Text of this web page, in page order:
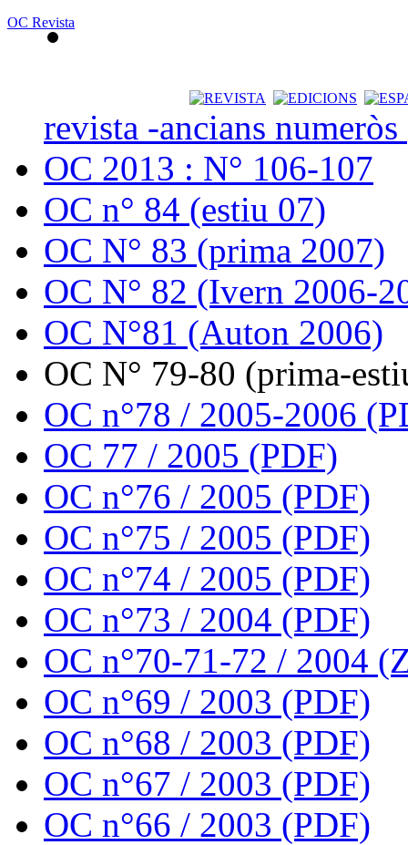
OC Revista
revista -ancians
OC 2013 : N° 106-107
OC n° 84 (estiu 07)
OC N° 83 (prima 2007)
OC N° 82 (Ivern 2006-
OC N°81 (Auton 2006)
OC N° 79-80 (prima-
OC n°78 / 2005-2006
OC 77 / 2005 (PDF)
OC n°76 / 2005 (PDF)
OC n°75 / 2005 (PDF)
OC n°74 / 2005 (PDF)
OC n°73 / 2004 (PDF)
OC n°70-71-72 / 2004
OC n°69 / 2003 (PDF)
OC n°68 / 2003 (PDF)
OC n°67 / 2003 (PDF)
OC n°66 / 2003 (PDF)